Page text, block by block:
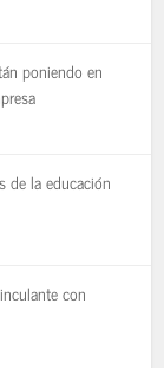
poniendo en
de la educación
con